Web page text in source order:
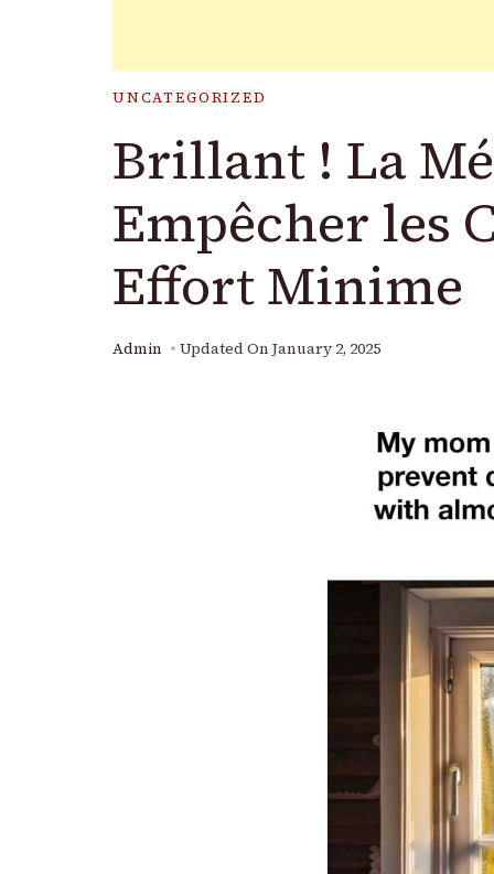
UNCATEGORIZED
Brillant ! La
Empêcher les
Effort Minime
Admin Updated On January 2, 2025